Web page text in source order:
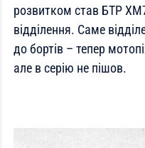
розвитком став БТР
відділення. Саме
до бортів – тепер
але в серію не пішов.